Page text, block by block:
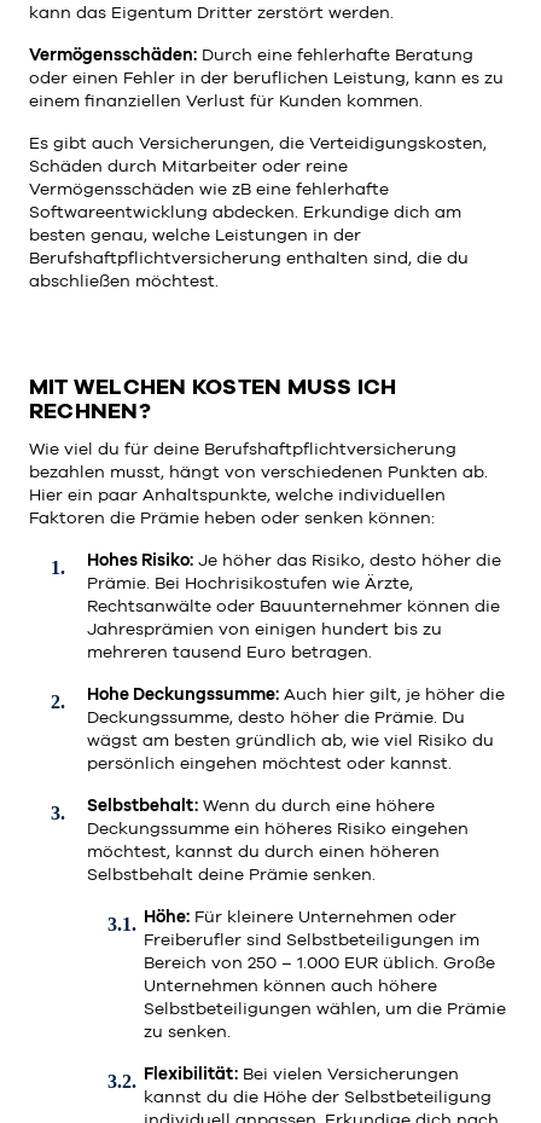
kann das Eigentum Dritter zerstört werden.
Vermögensschäden: Durch eine fehlerhafte Beratung
oder einen Fehler in der beruflichen Leistung, kann es zu
einem finanziellen Verlust für Kunden kommen.
Es gibt auch Versicherungen, die Verteidigungskosten,
Schäden durch Mitarbeiter oder reine
Vermögensschäden wie zB eine fehlerhafte
Softwareentwicklung abdecken. Erkundige dich am
besten genau, welche Leistungen in der
Berufshaftpflichtversicherung enthalten sind, die du
abschließen möchtest.
MIT WELCHEN KOSTEN MUSS ICH
RECHNEN?
Wie viel du für deine Berufshaftpflichtversicherung
bezahlen musst, hängt von verschiedenen Punkten ab.
Hier ein paar Anhaltspunkte, welche individuellen
Faktoren die Prämie heben oder senken können:
Hohes Risiko:Je höher das Risiko, desto höher die
Prämie. Bei Hochrisikostufen wie Ärzte,
Rechtsanwälte oder Bauunternehmer können die
Jahresprämien von einigen hundert bis zu
mehreren tausend Euro betragen.
Hohe Deckungssumme:Auch hier gilt, je höher die
Deckungssumme, desto höher die Prämie. Du
wägst am besten gründlich ab, wie viel Risiko du
persönlich eingehen möchtest oder kannst.
Selbstbehalt:Wenn du durch eine höhere
Deckungssumme ein höheres Risiko eingehen
möchtest, kannst du durch einen höheren
Selbstbehalt deine Prämie senken.
Höhe: Für kleinere Unternehmen oder
Freiberufler sind Selbstbeteiligungen im
Bereich von 250 – 1.000 EUR üblich. Große
Unternehmen können auch höhere
Selbstbeteiligungen wählen, um die Prämie
zu senken.
Flexibilität: Bei vielen Versicherungen
kannst du die Höhe der Selbstbeteiligung
individuell anpassen. Erkundige dich nach